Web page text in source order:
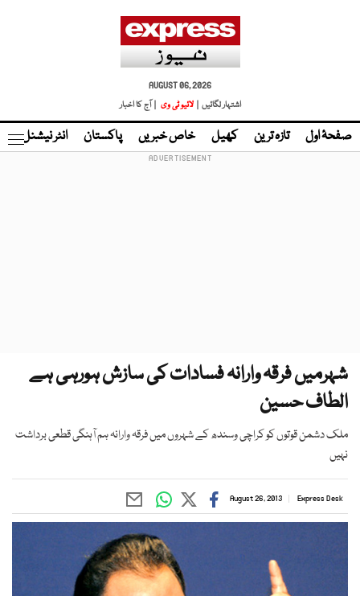
AUGUST 06, 2026
اشتہار لگائیں |
لائیو ٹی وی | آج کا اخبار
صفحۂ اول تازہ ترین کھیل خاص خبریں پاکستان انٹر نیشنل
شہرمیں فرقہ وارانہ فسادات کی سازش ہورہی ہے
الطاف حسین
ملک دشمن قوتوں کو کراچی وسندھ کے شہروں میں فرقہ وارانہ ہم آہنگی قطعی برداشت
نہیں
Express Desk
August 26, 2013